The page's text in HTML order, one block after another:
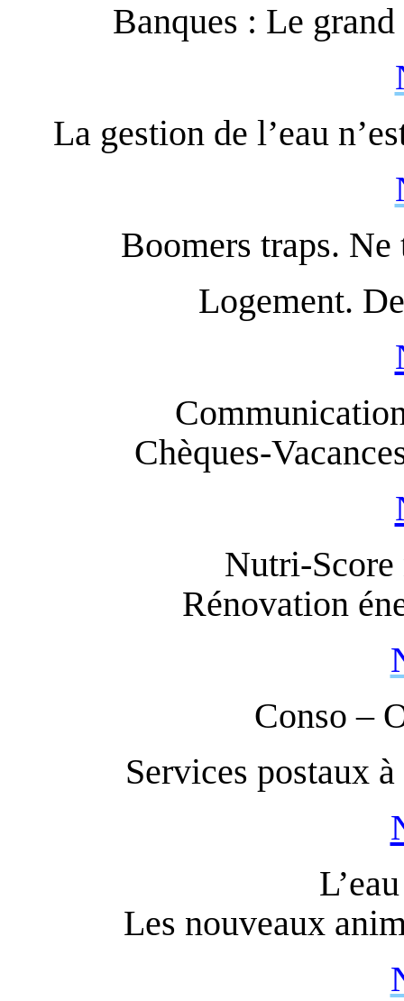
Banques : Le
La gestion de l’eau
Boomers traps. Ne
Logement.
Chèques-
Nutri-Score
Rénovation
Conso –
Services postaux
Les nouveaux